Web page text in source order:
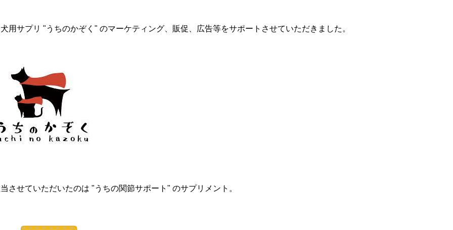
用サプリ "うちのかぞく" のマーケティング、販促、広告等をサポートさせていただきました。
させていただいたのは "うちの関節サポート" のサプリメント。